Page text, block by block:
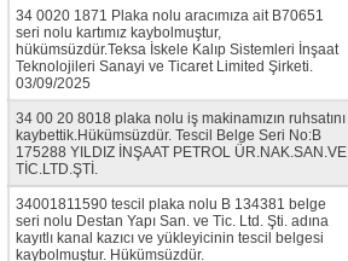
34 0020 1871 Plaka nolu aracımıza ait B70651
seri nolu kartımız kaybolmuştur,
hükümsüzdür.Teksa İskele Kalıp Sistemleri İnşaat
Teknolojileri Sanayi ve Ticaret Limited Şirketi.
03/09/2025
34 00 20 8018 plaka nolu iş makinamızın ruhsatını
kaybettik.Hükümsüzdür. Tescil Belge Seri No:B
175288 YILDIZ İNŞAAT PETROL ÜR.NAK.SAN.VE
TİC.LTD.ŞTİ.
34001811590 tescil plaka nolu B 134381 belge
seri nolu Destan Yapı San. ve Tic. Ltd. Şti. adına
kayıtlı kanal kazıcı ve yükleyicinin tescil belgesi
kaybolmuştur. Hükümsüzdür.